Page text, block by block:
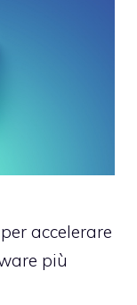
accelerare
più